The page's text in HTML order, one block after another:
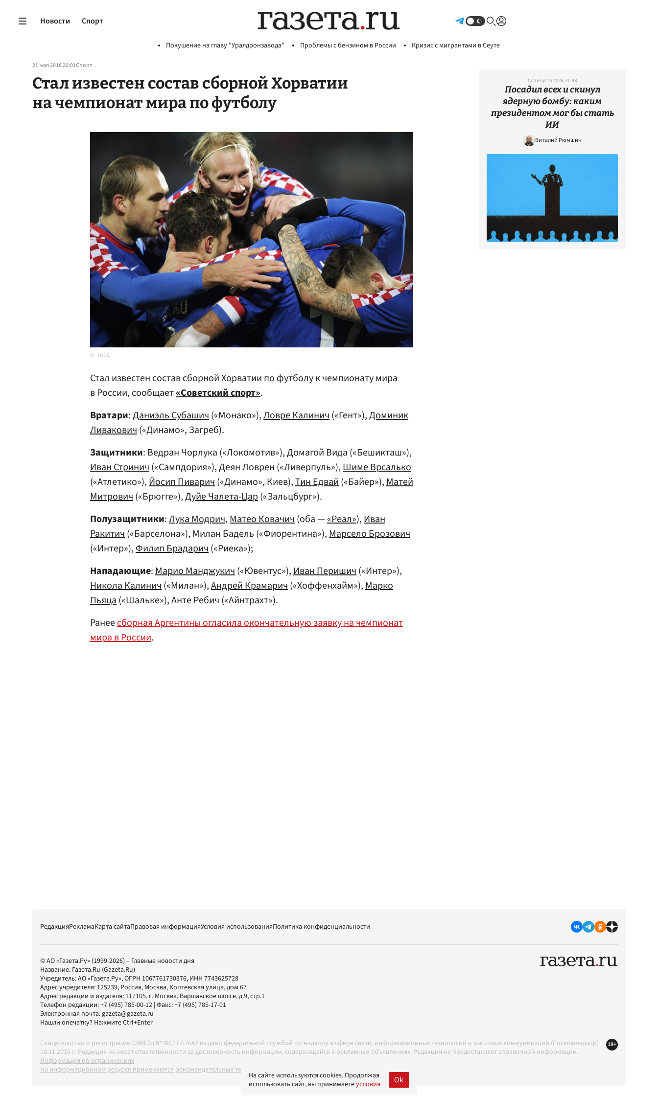
Новости Спорт
Покушение на главу "Уралдронзавода" Проблемы с бензином в России Кризис с мигрантами в Сеуте
21 мая 2018 20:01Спорт
Стал известен состав сборной Хорватии
на чемпионат мира по футболу
ТАСС
Стал известен состав сборной Хорватии по футболу к чемпионату мира
в России, сообщает«Советский спорт».
Вратари:Даниэль Субашич(«Монако»),Ловре Калинич(«Гент»),Доминик
Ливакович(«Динамо», Загреб).
Защитники: Ведран Чорлука («Локомотив»), Домагой Вида («Бешикташ»),
Иван Стринич(«Сампдория»), Деян Ловрен («Ливерпуль»),Шиме Врсалько
(«Атлетико»),Йосип Пиварич(«Динамо», Киев),Тин Едвай(«Байер»),Матей
Митрович(«Брюгге»),Дуйе Чалета-Цар(«Зальцбург»).
Полузащитники:Лука Модрич,Матео Ковачич(оба —«Реал»),Иван
Ракитич(«Барселона»), Милан Бадель («Фиорентина»),Марсело Брозович
(«Интер»),Филип Брадарич(«Риека»);
Нападающие:Марио Манджукич(«Ювентус»),Иван Перишич(«Интер»),
Никола Калинич(«Милан»),Андрей Крамарич(«Хоффенхайм»),Марко
Пьяца(«Шальке»), Анте Ребич («Айнтрахт»).
Ранеесборная Аргентины огласила окончательную заявку на чемпионат
мира в России.
07 августа 2026, 10:43
Посадил всех и скинул
ядерную бомбу: каким
президентом мог бы стать
ИИ
Виталий Рюмшин
РедакцияРекламаКарта сайтаПравовая информацияУсловия использованияПолитика конфиденциальности
© АО «Газета.Ру» (1999-2026) – Главные новости дня
Название: Газета.Ru (Gazeta.Ru)
Учредитель:АО «Газета.Ру», ОГРН 1067761730376, ИНН 7743625728
Адрес учредителя: 125239, Россия, Москва, Коптевская улица, дом 67
Адрес редакции и издателя: 117105, г. Москва, Варшавское шоссе, д.9, стр.1
Телефон редакции:+7 (495) 785-00-12 | Факс:+7 (495) 785-17-01
Электронная почта:gazeta@gazeta.ru
Нашли опечатку? Нажмите Ctrl+Enter
Свидетельство о регистрации СМИ Эл № ФС77-67642 выдано федеральной службой по надзору в сфере связи, информационных технологий и массовых коммуникаций (Роскомнадзор)
10.11.2016 г. Редакция не несет ответственности за достоверность информации, содержащейся в рекламных объявлениях. Редакция не предоставляет справочной информации.
Информация об ограничениях
На информационном ресурсе применяются рекомендательные технологии в соответствии с Правилами
18+
На сайте используются cookies. Продолжая
использовать сайт, вы принимаетеусловия Ok